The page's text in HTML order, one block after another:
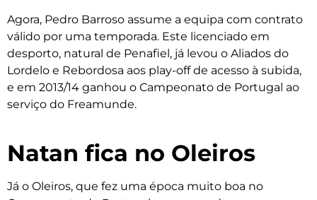
Agora, Pedro Barroso assume a equipa com contrato
válido por uma temporada. Este licenciado em
desporto, natural de Penafiel, já levou o Aliados do
Lordelo e Rebordosa aos play-off de acesso à subida,
e em 2013/14 ganhou o Campeonato de Portugal ao
serviço do Freamunde.
Natan fica no Oleiros
Já o Oleiros, que fez uma época muito boa no